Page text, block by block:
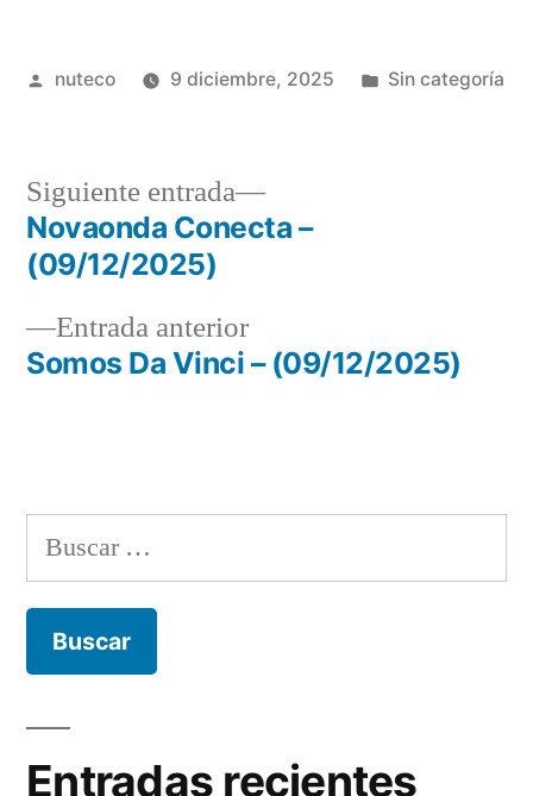
Publicada
nuteco 9 diciembre, 2025
Publicada
Sin categoría
Navegación
entradas
Entrada anteriorEntrada
anterior:
Somos Da Vinci – (09/12/2025)
Siguiente entrada
Siguiente
entrada:
Novaonda Conecta –
(09/12/2025)
Buscar:
Entradas recientes